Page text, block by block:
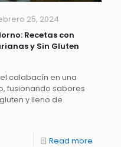
25, 2024
Recetas con
y Sin Gluten
calabacín en una
fusionando sabores
y lleno de
Read more